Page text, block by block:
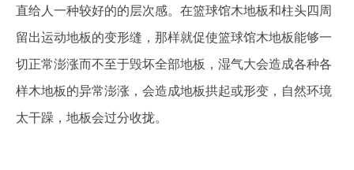
直给人一种较好的的层次感。在篮球馆木地板和柱头四周
留出运动地板的变形缝，那样就促使篮球馆木地板能够一
切正常澎涨而不至于毁坏全部地板，湿气大会造成各种各
样木地板的异常澎涨，会造成地板拱起或形变，自然环境
太干躁，地板会过分收拢。